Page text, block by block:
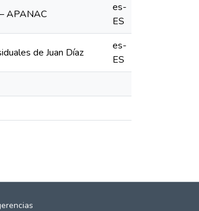
APANAC
es-
ES
de Juan Díaz
es-
ES